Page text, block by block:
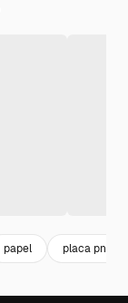
papel placa png